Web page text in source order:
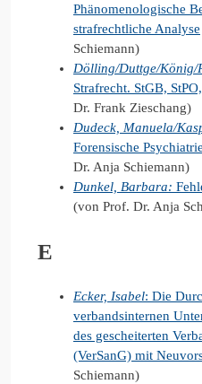
Phänomenologische
strafrechtliche Analyse
Schiemann)
Dölling/Duttge/König/
Strafrecht. StGB,
Dr. Frank Zieschang)
Dudeck, Manuela/
Forensische
Dr. Anja Schiemann)
Dunkel, Barbara:
(von Prof. Dr. Anja
E
Ecker, Isabel: Die
verbandsinternen
des gescheiterten
(VerSanG) mit
Schiemann)